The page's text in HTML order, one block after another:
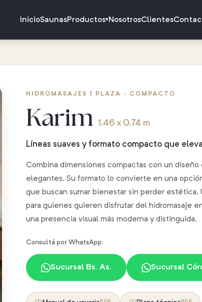
InicioSaunasProductos▾NosotrosClientes
HIDROMASAJES 1 PLAZA · COMPACTO
Karim 1,46 x 0,74 m
Líneas suaves y formato compacto que
Combina dimensiones compactas con un diseño
elegantes. Su formato lo convierte en una
que buscan sumar bienestar sin perder estética.
para quienes quieren disfrutar del hidromasaje
una presencia visual más moderna y distinguida.
Consultá por WhatsApp:
Sucursal Bs. As. Sucursal